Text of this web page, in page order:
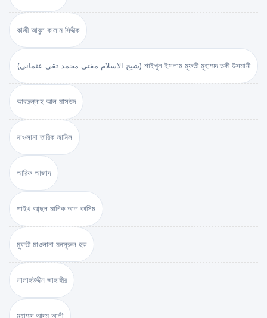
কাজী আবুল কালাম সিদ্দীক
(شيخ الاسلام مفتي محمد تقي عثماني) শাইখুল ইসলাম মুফতী মুহাম্মদ তকী উসমানী
আবদুল্লাহ আল মাসউদ
মাওলানা তারিক জামিল
আরিফ আজাদ
শাইখ আব্দুল মালিক আল কাসিম
মুফতী মাওলানা মনসূরুল হক
সালাহউদ্দীন জাহাঙ্গীর
মুহাম্মদ আদম আলী